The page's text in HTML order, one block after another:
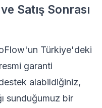
Satış Sonrası
Türkiye'deki
garanti
alabildiğiniz,
sunduğumuz bir